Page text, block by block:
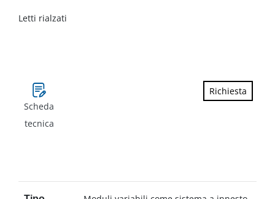
Letti rialzati
Scheda
tecnica
Richiesta